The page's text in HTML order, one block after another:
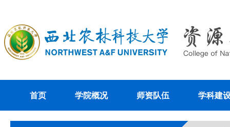
首页 学院概况 师资队伍 学科建